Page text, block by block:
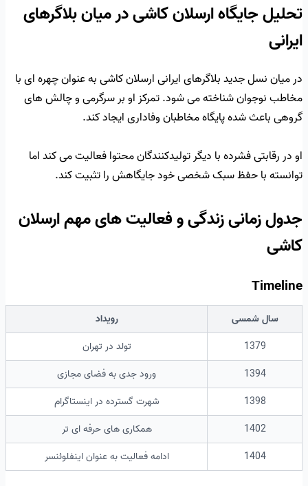
تحلیل جایگاه ارسلان کاشی در میان بلاگرهای
ایرانی
در میان نسل جدید بلاگرهای ایرانی ارسلان کاشی به عنوان چهره ای با
مخاطب نوجوان شناخته می شود. تمرکز او بر سرگرمی و چالش های
گروهی باعث شده پایگاه مخاطبان وفاداری ایجاد کند.
او در رقابتی فشرده با دیگر تولیدکنندگان محتوا فعالیت می کند اما
توانسته با حفظ سبک شخصی خود جایگاهش را تثبیت کند.
جدول زمانی زندگی و فعالیت های مهم ارسلان
کاشی
Timeline
سال شمسی
رویداد
1379
تولد در تهران
1394
ورود جدی به فضای مجازی
1398
شهرت گسترده در اینستاگرام
1402
همکاری های حرفه ای تر
1404
ادامه فعالیت به عنوان اینفلوئنسر